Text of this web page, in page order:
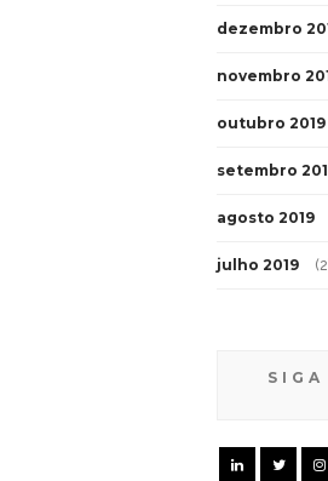
dezembro
novembro
outubro 2019
setembro
agosto 2019
julho 2019